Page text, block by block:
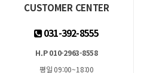
CUSTOMER CENTER
031-392-8555
H.P 010-2963-8558
평일 09:00~18:00